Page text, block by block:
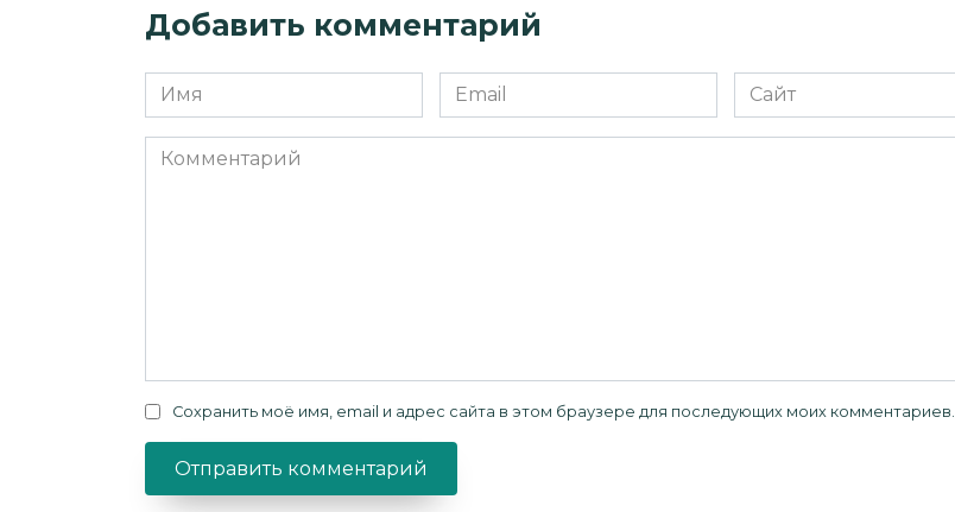
Добавить комментарий
Имя
*
Email
*
Сайт
Комментарий
Сохранить моё имя, email и адрес сайта в этом браузере для последующих моих комментариев.